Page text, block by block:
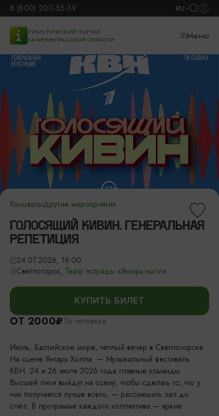
8 (800) 200-55-39 RU
ТУРИСТИЧЕСКИЙ ПОРТАЛ
КАЛИНИНГРАДСКОЙ ОБЛАСТИ
Меню
КонцертыДругие мероприятия
ГОЛОСЯЩИЙ КИВИН. ГЕНЕРАЛЬНАЯ
РЕПЕТИЦИЯ
24.07.2026, 19:00
Светлогорск, Театр эстрады «Янтарь-холл»
КУПИТЬ БИЛЕТ
ОТ 2000₽За человека
Июль, Балтийское море, тёплый вечер в Светлогорске.
На сцене Янтарь Холла — Музыкальный фестиваль
КВН. 24 и 26 июля 2026 года главные команды
Высшей лиги выйдут на сцену, чтобы сделать то, что у
них получается лучше всего, — рассмешить зал до
слёз. В программе каждого коллектива — яркие